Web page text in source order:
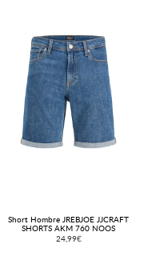
Short Hombre JREBJOE JJCRAFT
SHORTS AKM 760 NOOS
24,99€